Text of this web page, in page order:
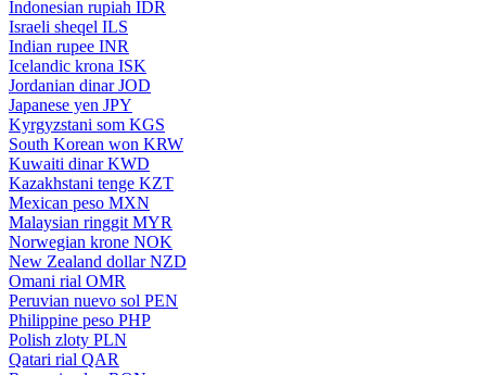
Indonesian rupiah IDR
Israeli sheqel ILS
Indian rupee INR
Icelandic krona ISK
Jordanian dinar JOD
Japanese yen JPY
Kyrgyzstani som KGS
South Korean won KRW
Kuwaiti dinar KWD
Kazakhstani tenge KZT
Mexican peso MXN
Malaysian ringgit MYR
Norwegian krone NOK
New Zealand dollar NZD
Omani rial OMR
Peruvian nuevo sol PEN
Philippine peso PHP
Polish zloty PLN
Qatari rial QAR